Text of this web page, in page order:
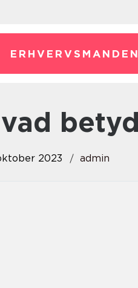
hvad
2023 admin